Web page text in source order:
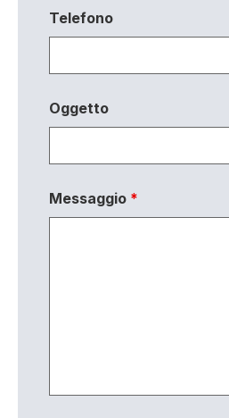
Telefono
Oggetto
Messaggio *